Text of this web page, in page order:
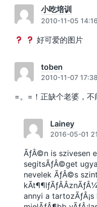
小吃培训
2010-11-05 14:16
好可爱的图片
toben
2010-11-07 17:38
=。=！正缺个老婆，不
Lainey
2016-05-01
ÃƒÂ©n is szivesen
segitsÃƒÂ©get
nevelek ÃƒÂ©s
annyi a